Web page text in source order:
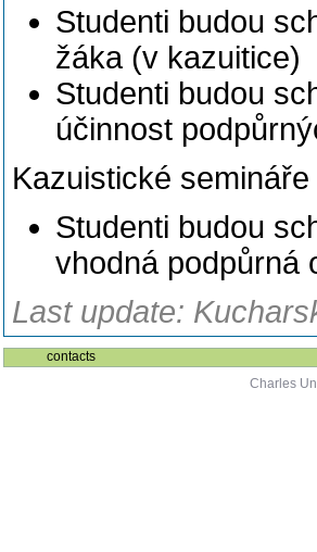
Studenti budou
žáka (v kazuitice)
Studenti budou
účinnost
Kazuistické semináře
Studenti budou
vhodná podpůrná
Last update:
contacts
Charles